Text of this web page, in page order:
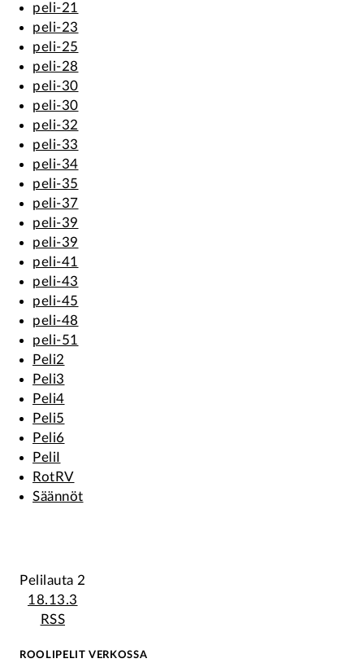
peli-21
peli-23
peli-25
peli-28
peli-30
peli-30
peli-32
peli-33
peli-34
peli-35
peli-37
peli-39
peli-39
peli-41
peli-43
peli-45
peli-48
peli-51
Peli2
Peli3
Peli4
Peli5
Peli6
PeliI
RotRV
Säännöt
Pelilauta 2
18.13.3
RSS
ROOLIPELIT VERKOSSA